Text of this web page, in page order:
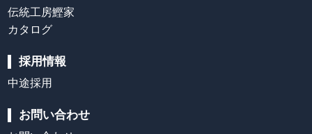
伝統工房鰹家
カタログ
採用情報
中途採用
お問い合わせ